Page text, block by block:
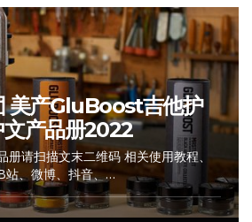
美产GluBoost吉他护
产品册2022
请扫描文末二维码 相关使用教程、
站、微博、抖音、…